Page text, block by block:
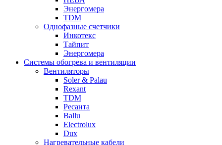
Энергомера
TDM
Однофазные счетчики
Инкотекс
Тайпит
Энергомера
Системы обогрева и вентиляции
Вентиляторы
Soler & Palau
Rexant
TDM
Ресанта
Ballu
Electrolux
Dux
Нагревательные кабели